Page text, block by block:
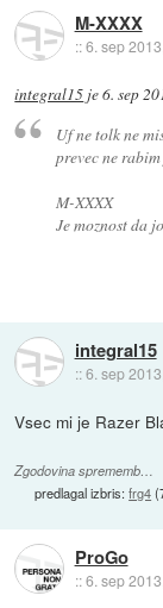
M-XXXX
::6. sep
integral15 je6. sep
Uf ne tolk ne
prevec ne
M-XXXX
Je moznost da
integral15
::6. sep
Vsec mi je Razer
Zgodovina sprememb…
predlagal izbris:frg4(
ProGo
::6. sep